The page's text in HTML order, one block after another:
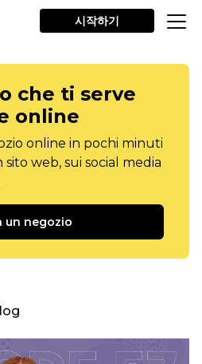
시작하기
che ti serve
online
online in pochi minuti
web, sui social media
un negozio